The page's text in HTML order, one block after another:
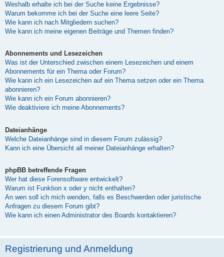
Weshalb erhalte ich bei der Suche keine Ergebnisse?
Warum bekomme ich bei der Suche eine leere Seite?
Wie kann ich nach Mitgliedern suchen?
Wie kann ich meine eigenen Beiträge und Themen finden?
Abonnements und Lesezeichen
Was ist der Unterschied zwischen einem Lesezeichen und einem
Abonnements für ein Thema oder Forum?
Wie kann ich ein Lesezeichen auf ein Thema setzen oder ein Thema
abonnieren?
Wie kann ich ein Forum abonnieren?
Wie deaktiviere ich meine Abonnements?
Dateianhänge
Welche Dateianhänge sind in diesem Forum zulässig?
Kann ich eine Übersicht all meiner Dateianhänge erhalten?
phpBB betreffende Fragen
Wer hat diese Forensoftware entwickelt?
Warum ist Funktion x oder y nicht enthalten?
An wen soll ich mich wenden, falls es Beschwerden oder juristische
Anfragen zu diesem Forum gibt?
Wie kann ich einen Administrator des Boards kontaktieren?
Registrierung und Anmeldung